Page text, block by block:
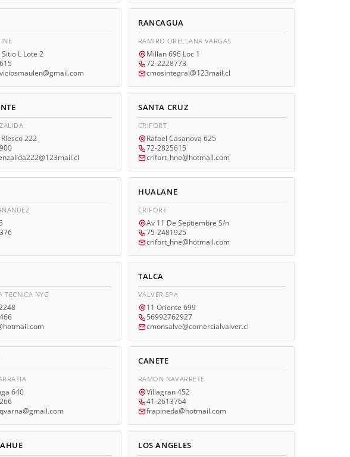
Sitio L Lote 2
RANCAGUA
RAMIRO ORELLANA VARGAS
Millan 696 Loc 1
72-2228773
cmosintegral@123mail.cl
222
SANTA CRUZ
CRIFORT
Rafael Casanova 625
72-2825615
crifort_hne@hotmail.com
HUALANE
CRIFORT
Av 11 De Septiembre S/n
75-2481925
crifort_hne@hotmail.com
TECNICA NYG
TALCA
VALVER SPA
11 Oriente 699
56992762927
cmonsalve@comercialvalver.cl
640
CANETE
RAMON NAVARRETE
Villagran 452
41-2613764
frapineda@hotmail.com
LOS ANGELES